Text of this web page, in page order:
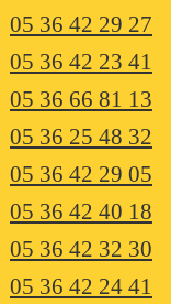
05 36 42 29 27
05 36 42 23 41
05 36 66 81 13
05 36 25 48 32
05 36 42 29 05
05 36 42 40 18
05 36 42 32 30
05 36 42 24 41